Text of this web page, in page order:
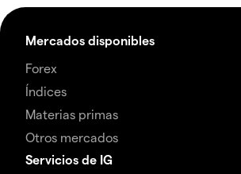
Mercados disponibles
Forex
Índices
Materias primas
Otros mercados
Servicios de IG